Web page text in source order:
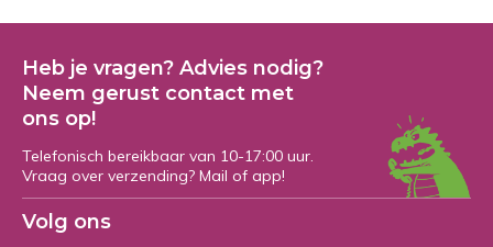
Heb je vragen? Advies nodig?
Neem gerust contact met
ons op!
Telefonisch bereikbaar van 10-17:00 uur.
Vraag over verzending? Mail of app!
Volg ons